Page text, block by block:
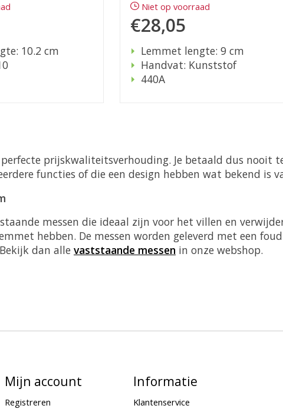
10.2 cm
Niet op voorraad
€28,05
Lemmet lengte: 9 cm
Handvat: Kunststof
440A
prijskwaliteitsverhouding. Je betaald dus nooit
functies of die een design hebben wat bekend is
messen die ideaal zijn voor het villen en
hebben. De messen worden geleverd met een
dan alle vaststaande messen in onze webshop.
Mijn account
Registreren
Informatie
Klantenservice